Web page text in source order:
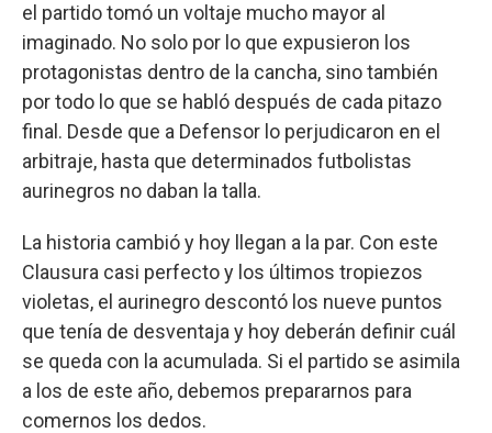
el partido tomó un voltaje mucho mayor al
imaginado. No solo por lo que expusieron los
protagonistas dentro de la cancha, sino también
por todo lo que se habló después de cada pitazo
final. Desde que a Defensor lo perjudicaron en el
arbitraje, hasta que determinados futbolistas
aurinegros no daban la talla.
La historia cambió y hoy llegan a la par. Con este
Clausura casi perfecto y los últimos tropiezos
violetas, el aurinegro descontó los nueve puntos
que tenía de desventaja y hoy deberán definir cuál
se queda con la acumulada. Si el partido se asimila
a los de este año, debemos prepararnos para
comernos los dedos.